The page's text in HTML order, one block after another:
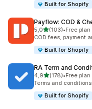
Built for Shopify
Payflow: COD &
5,0na 5 gwiazdek
(103)
Łączna liczba
•Free
COD fees, payment
Built for Shopify
RA Term and
4,9na 5 gwiazdek
(178)
Łączna liczba
•Free
Terms and
Built for Shopify